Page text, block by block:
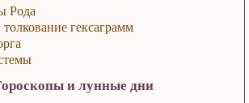
Рода
гексаграмм
и лунные дни